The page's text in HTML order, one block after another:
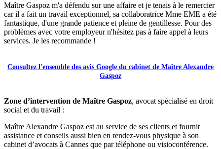
Maître Gaspoz m'a défendu sur une affaire et je tenais à le remercier
car il a fait un travail exceptionnel, sa collaboratrice Mme EME a été
fantastique, d'une grande patience et pleine de gentillesse. Pour des
problèmes avec votre employeur n'hésitez pas à faire appel à leurs
services. Je les recommande !
Consultez l'ensemble des avis Google du cabinet de Maître Alexandre
Gaspoz
Zone d’intervention de Maître Gaspoz, avocat spécialisé en droit
social et du travail :
Maître Alexandre Gaspoz est au service de ses clients et fournit
assistance et conseils aussi bien en rendez-vous physique à son
cabinet d’avocats à Cannes que par téléphone ou visioconférence.